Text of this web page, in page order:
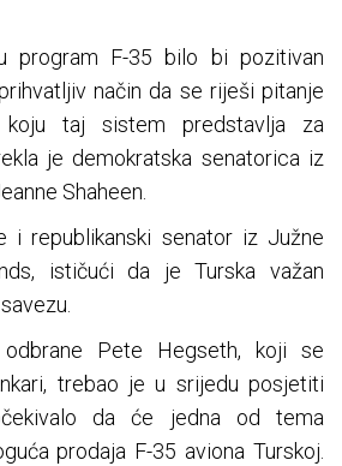
program F-35 bilo bi pozitivan
način da se riješi pitanje
taj sistem predstavlja za
je demokratska senatorica iz
Shaheen.
i republikanski senator iz Južne
ističući da je Turska važan
Pete Hegseth, koji se
trebao je u srijedu posjetiti
da će jedna od tema
prodaja F-35 aviona Turskoj.